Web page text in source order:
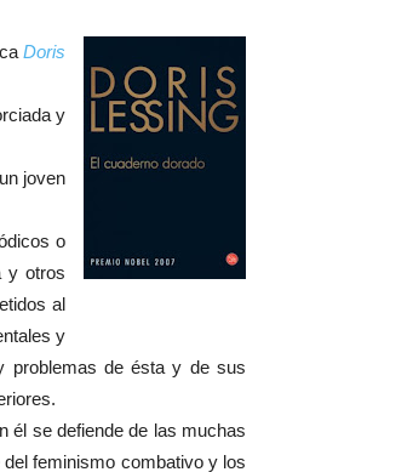
Doris
y
joven
o
y otros
al
y
problemas de ésta y de sus
él se defiende de las muchas
feminismo combativo y los